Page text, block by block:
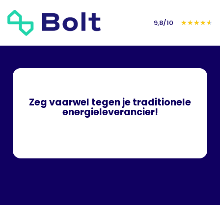
9,8/10 ★★★★★
Draag bij aan
een
trasparant en
Zeg vaarwel tegen je traditionele
energieleverancier!